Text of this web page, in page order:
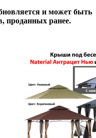
и может быть
проданных ранее.